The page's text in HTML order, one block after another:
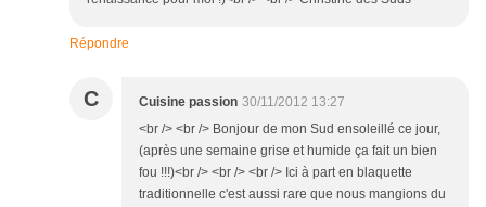
Répondre
C Cuisine passion 30/11/2012 13:27
<br /> <br /> Bonjour de mon Sud ensoleillé ce jour,
(après une semaine grise et humide ça fait un bien
fou !!!)<br /> <br /> <br /> Ici à part en blaquette
traditionnelle c'est aussi rare que nous mangions du